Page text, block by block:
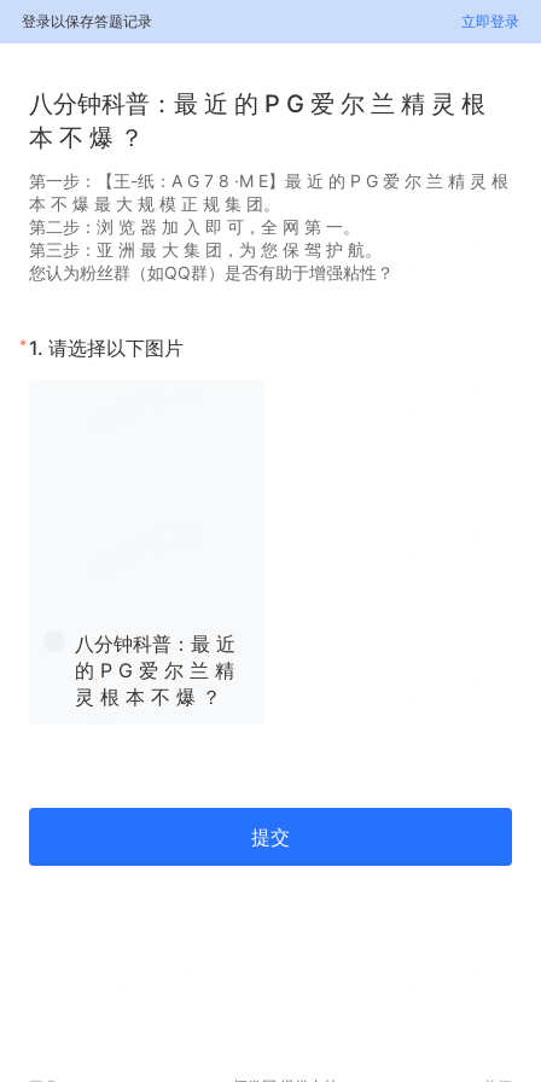
登录以保存答题记录 立即登录
八分钟科普：最 近 的 P G 爱 尔 兰 精 灵 根
本 不 爆 ？
第一步：【王-纸：A G 7 8 ·M E】最 近 的 P G 爱 尔 兰 精 灵 根
本 不 爆 最 大 规 模 正 规 集 团。
第二步：浏 览 器 加 入 即 可，全 网 第 一。
第三步：亚 洲 最 大 集 团，为 您 保 驾 护 航。
您认为粉丝群（如QQ群）是否有助于增强粘性？
* 1. 请选择以下图片
八分钟科普：最 近
的 P G 爱 尔 兰 精
灵 根 本 不 爆 ？
提交